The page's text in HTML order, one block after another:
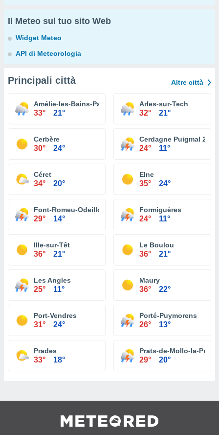
Il Meteo sul tuo sito Web
Widget Meteo
API di Meteorologia
Principali città Altre città
Amélie-les-Bains-Palalda
33° 21°
Arles-sur-Tech
32° 21°
Cerbère
30° 24°
Cerdagne Puigmal 2900
24° 11°
Céret
34° 20°
Elne
35° 24°
Font-Romeu-Odeillo-Via
29° 14°
Formiguères
24° 11°
Ille-sur-Têt
36° 21°
Le Boulou
36° 21°
Les Angles
25° 11°
Maury
36° 22°
Port-Vendres
31° 24°
Porté-Puymorens
26° 13°
Prades
33° 18°
Prats-de-Mollo-la-
29° 20°